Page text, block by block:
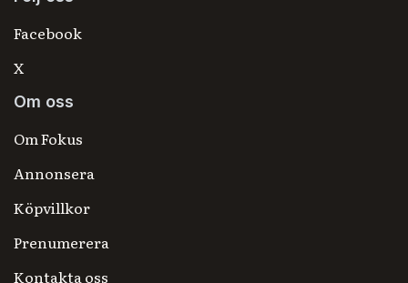
Facebook
X
Om oss
Om Fokus
Annonsera
Köpvillkor
Prenumerera
Kontakta oss